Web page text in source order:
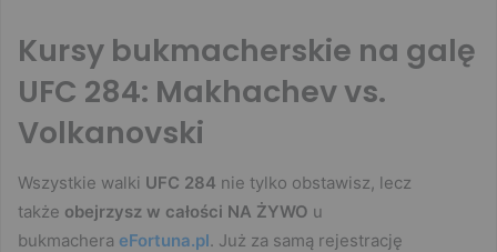
Kursy bukmacherskie na galę
UFC 284: Makhachev vs.
Volkanovski
Wszystkie walki UFC 284 nie tylko obstawisz, lecz
także obejrzysz w całości NA ŻYWO u
bukmachera eFortuna.pl. Już za samą rejestrację